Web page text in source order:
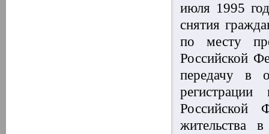
июля 1995
снятия
по месту
Российской
передачу в
Российской
жительства